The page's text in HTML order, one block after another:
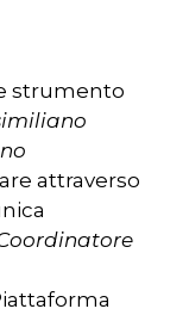
strumento
attraverso